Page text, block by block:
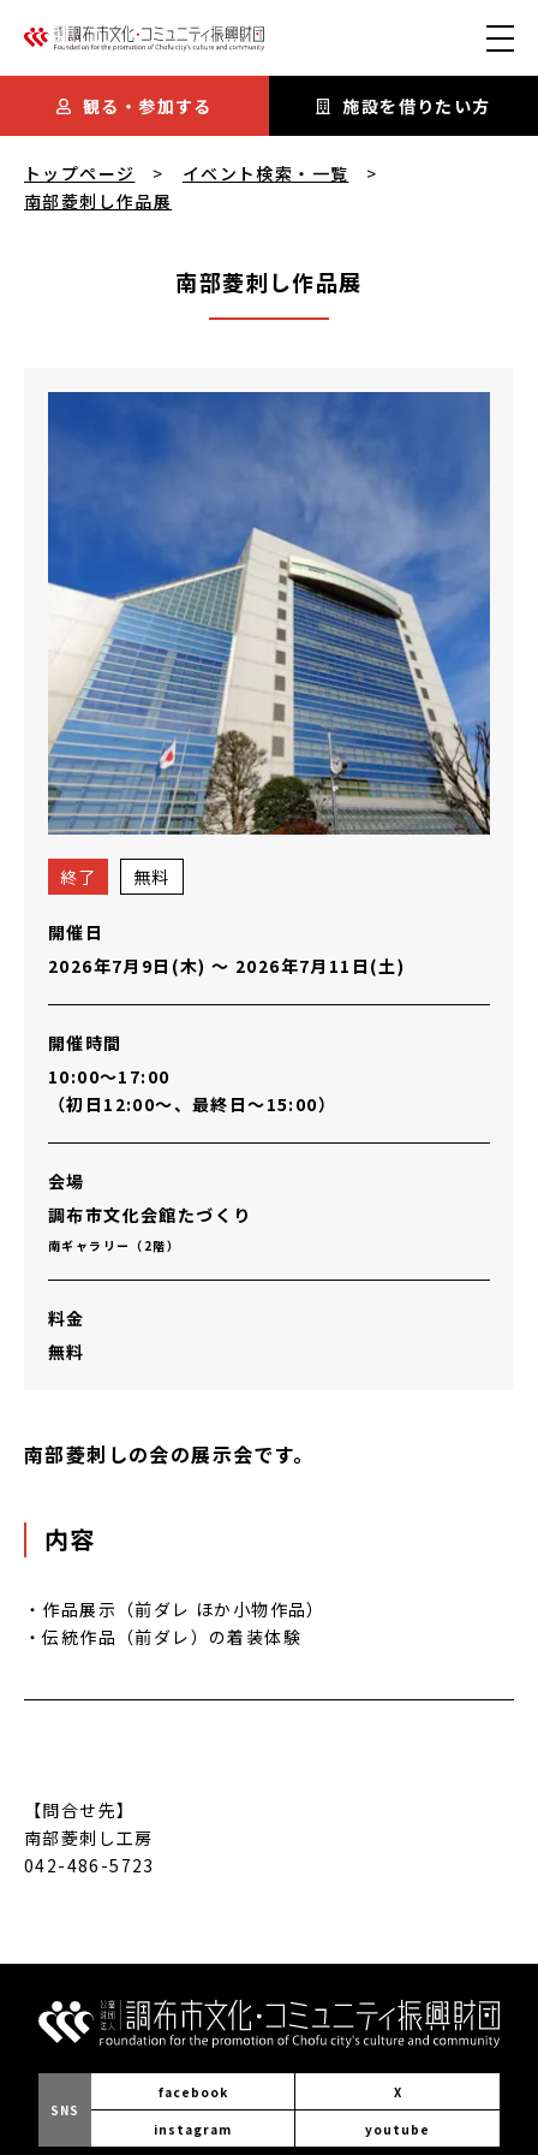
観る・参加する 施設を借りたい方
トップページ
イベント検索・一覧
南部菱刺し作品展
南部菱刺し作品展
終了 無料
開催日
2026年7月9日(木) 〜 2026年7月11日(土)
開催時間
10:00～17:00
（初日12:00～、最終日～15:00）
会場
調布市文化会館たづくり
南ギャラリー（2階）
料金
無料
南部菱刺しの会の展示会です。
内容
・作品展示（前ダレ ほか小物作品）
・伝統作品（前ダレ）の着装体験
【問合せ先】
南部菱刺し工房
042-486-5723
南部菱刺し作品展 を閲覧中
SNS
facebook X
instagram youtube